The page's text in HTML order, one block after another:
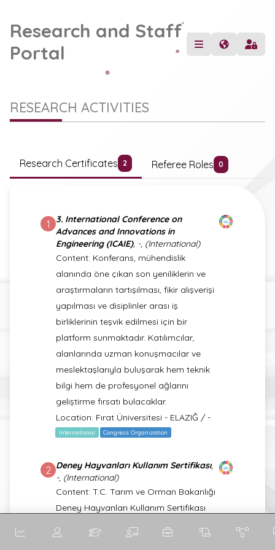
Research and Staff
Portal
RESEARCH ACTIVITIES
Research Certificates 2 Referee Roles 0
1
3. International Conference on
Advances and Innovations in
Engineering (ICAIE), -, (International)
Content: Konferans, mühendislik
alanında öne çıkan son yeniliklerin ve
araştırmaların tartışılması, fikir alışverişi
yapılması ve disiplinler arası iş
birliklerinin teşvik edilmesi için bir
platform sunmaktadır. Katılımcılar,
alanlarında uzman konuşmacılar ve
meslektaşlarıyla buluşarak hem teknik
bilgi hem de profesyonel ağlarını
geliştirme fırsatı bulacaklar.
Location: Fırat Üniversitesi - ELAZIĞ / -
International Congress Organization
2 Deney Hayvanları Kullanım Sertifikası,
-, (International)
Content: T.C. Tarım ve Orman Bakanlığı
Deney Hayvanları Kullanım Sertifikası
International Certificate